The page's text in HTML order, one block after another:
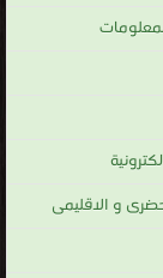
و الاقليمى